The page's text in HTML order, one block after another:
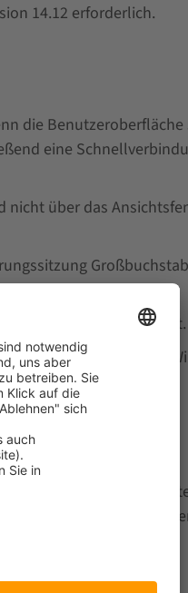
14.12 erforderlich.
die
eine
über das
Treibers wurde integriert.
Client auf bestimmten
herunterladen.
Sie keinen neuen